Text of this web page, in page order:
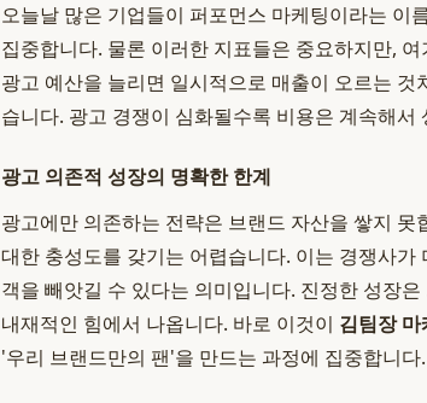
오늘날 많은 기업들이 퍼포먼스 마케팅이라는 이
집중합니다. 물론 이러한 지표들은 중요하지만,
광고 예산을 늘리면 일시적으로 매출이 오르는
습니다. 광고 경쟁이 심화될수록 비용은 계속해
광고 의존적 성장의 명확한 한계
광고에만 의존하는 전략은 브랜드 자산을 쌓지
대한 충성도를 갖기는 어렵습니다. 이는 경쟁사
객을 빼앗길 수 있다는 의미입니다. 진정한 성장
내재적인 힘에서 나옵니다. 바로 이것이 김팀장 마
'우리 브랜드만의 팬'을 만드는 과정에 집중합니다.